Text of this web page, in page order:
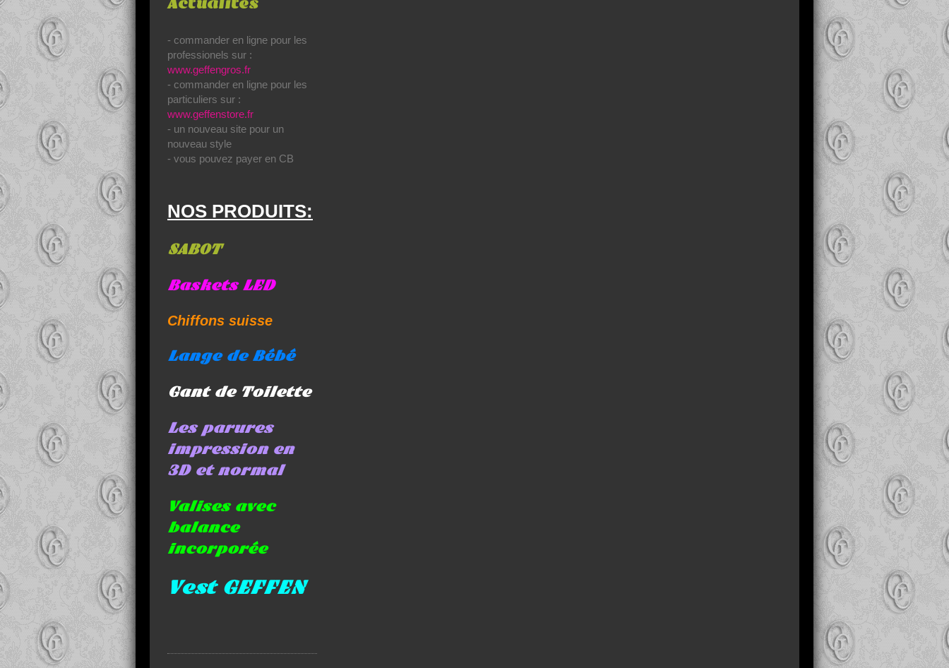
- commander en ligne pour les
professionels sur :
www.geffengros.fr
- commander en ligne pour les
particuliers sur :
www.geffenstore.fr
- un nouveau site pour un
nouveau style
- vous pouvez payer en CB
NOS PRODUITS:
SABOT
Baskets LED
Chiffons suisse
Lange de Bébé
Gant de Toilette
Les parures
impression en
3D et normal
Valises avec
balance
incorporée
Vest GEFFEN